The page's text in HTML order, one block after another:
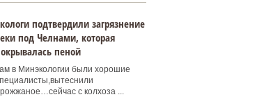
подтвердили загрязнение
под Челнами, которая
пеной
в Минэкологии были хорошие
с колхоза ...